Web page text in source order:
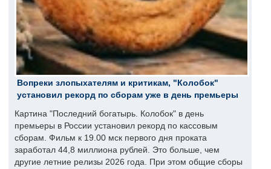
Вопреки злопыхателям и критикам, "Колобок"
установил рекорд по сборам уже в день премьеры
Картина "Последний богатырь. Колобок" в день
премьеры в России установил рекорд по кассовым
сборам. Фильм к 19.00 мск первого дня проката
заработал 44,8 миллиона рублей. Это больше, чем
другие летние релизы 2026 года. При этом общие сборы